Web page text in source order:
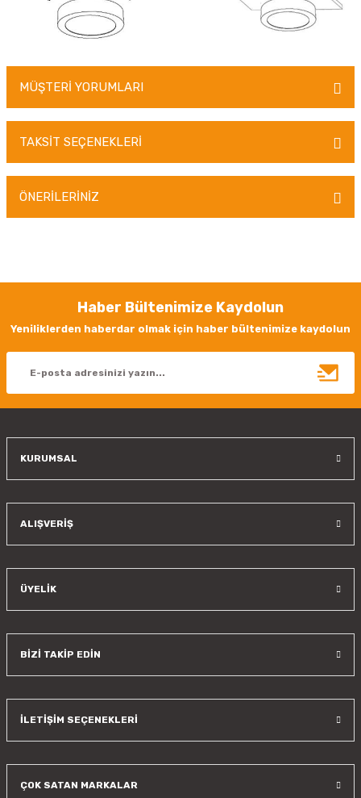
MÜŞTERİ YORUMLARI
TAKSİT SEÇENEKLERİ
ÖNERİLERİNİZ
Görüş ve önerileriniz için teşekkür ederiz.
Ürün resmi kalitesiz, bozuk veya görüntülenemiyor.
Ürün bilgilerinde hatalar bulunuyor.
Haber Bültenimize Kaydolun
Yeniliklerden haberdar olmak için haber bültenimize kaydolun
KURUMSAL
ALIŞVERİŞ
ÜYELİK
BİZİ TAKİP EDİN
İLETİŞİM SEÇENEKLERİ
ÇOK SATAN MARKALAR